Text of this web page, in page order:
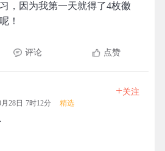
，因为我第一天就得了4枚徽
！
评论 点赞
月28日 7时12分 精选
+关注